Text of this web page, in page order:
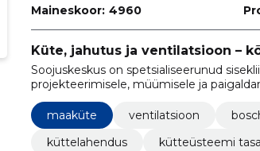
Maineskoor: 4960
Küte, jahutus ja ventilatsioon –
Soojuskeskus on spetsialiseerunud
projekteerimisele, müümisele ja
jahutus kui ka ventilatsiooni
maaküte
ventilatsioon
küttelahendus
kütteüsteemi